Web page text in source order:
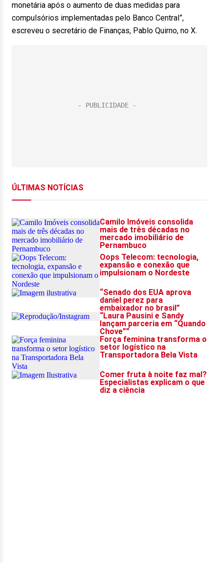
monetária após o aumento de duas medidas para
compulsórios implementadas pelo Banco Central”,
escreveu o secretário de Finanças, Pablo Quirno, no X.